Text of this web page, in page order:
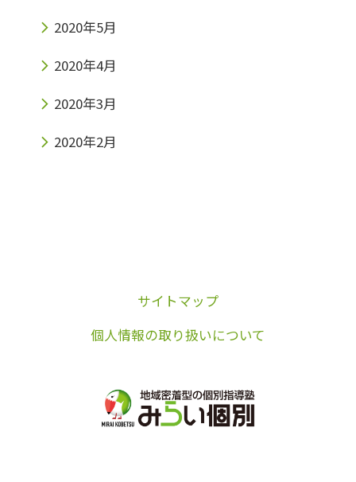
2020年5月
2020年4月
2020年3月
2020年2月
サイトマップ
個人情報の取り扱いについて